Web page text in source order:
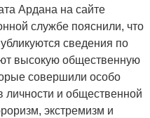
Ардана на сайте
службе пояснили, что
сведения по
высокую общественную
совершили особо
личности и общественной
экстремизм и